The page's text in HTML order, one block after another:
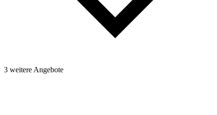
3 weitere Angebote